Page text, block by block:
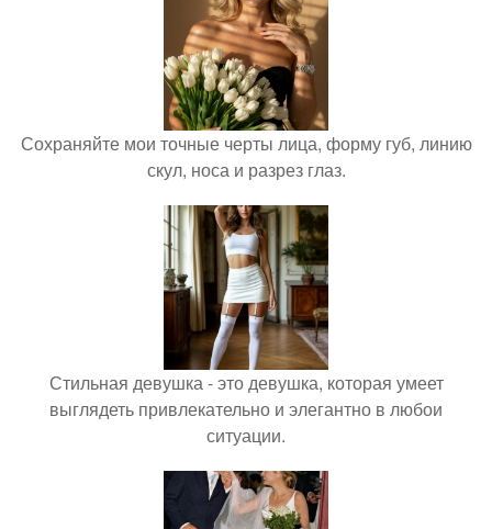
Сохраняйте мои точные черты лица, форму губ, линию
скул, носа и разрез глаз.
Стильная девушка - это девушка, которая умеет
выглядеть привлекательно и элегантно в любои
ситуации.